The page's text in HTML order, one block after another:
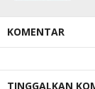
KOMENTAR
TINGGALKAN